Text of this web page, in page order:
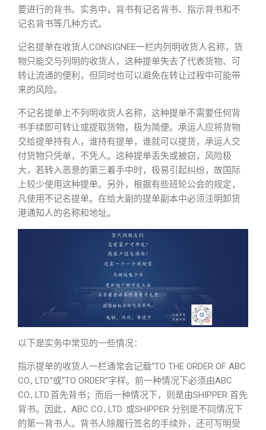
要进行的背书。实务中，背书有记名背书、指示背书和不
记名背书等几种方式。
记名提单在收货人CONSIGNEE一栏内列明收货人名称，货
物只能交与列明的收货人，这种提单失去了代表货物、可
转让流通的便利，但同时也可以避免在转让过程中可能带
来的风险。
不记名提单 上不列明收货人名称， 这种提单不需要任何背
书手续即可转让或提取货物，极为简便。承运人应将货物
交给提单持有人，谁持有提单，谁就可以提货，承运人交
付货物只凭单，不凭人。这种提单丢失或被窃，风险极
大，若转入恶意的第三着手中时，极易引起纠纷，故国际
上较少使用这种提单。另外，根据有些班轮公会的规定，
凡使用不记名提单。在给大副的提单副本中必须注明卸货
港通知人的名称和地址。
以下是实务中常见的一些情况：
指示提单的收货人一栏通常会记载“TO THE ORDER OF ABC
CO., LTD.”或“TO ORDER”字样。前一种情况下必须由ABC
CO., LTD.首先背书；而后一种情况下，则是由SHIPPER 首先
背书。因此，ABC CO., LTD. 或SHIPPER 分别是不同情况下
的第一背书人。背书人除履行签名的手续外，还可写明受